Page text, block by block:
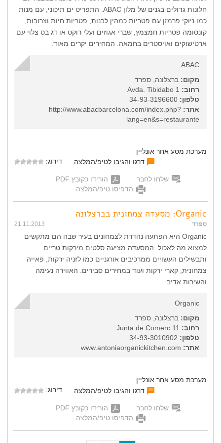
חלונות גדולים בגנים של מלון ABAC. התפריט ים תיכוני, עם מנות
כמו ניוקי פרמזן עם פטריות כמהין לבנות, פטריות חיות וצרובות,
קונסומה פטריות חמצמץ, שברי אגוזים ועלי רוקט או דג בס צלוי עם
ארטישוקים ואויסטרים בחמאה. המחירים יקרים מאוד.
ABAC
מקום: ברצלונה, ספרד
רחוב:
טלפון:
אתר: http://www.abacbarcelona.com/index.php?
lang=en&s=restaurante
מערכת מסע אחר אונליין
דרגו והגיבו לטיפ/המלצה
דירוג:
שלחו לחבר
הורידו כקובץ PDF
הדפיסו טיפ/המלצה
Organic: מסעדה צמחונית בברצלונה
ספרד 21.11.2013
Organic היא הפתעה נהדרת לצמחונים בעיר שבה הם מתקשים
למצוא מה לאכול. המסעדה מציעה סלטים מירקות טריים
ותבשילים העשויים ממרכיבים אורגניים כמו לזניה ירקות, פאייה
צמחונית, קארי ירקות ועוד במחירים סבירים. האווירה נעימה
והשירות אדיב.
Organic
מקום: ברצלונה, ספרד
רחוב:
טלפון:
אתר:
מערכת מסע אחר אונליין
דרגו והגיבו לטיפ/המלצה
דירוג:
שלחו לחבר
הורידו כקובץ PDF
הדפיסו טיפ/המלצה